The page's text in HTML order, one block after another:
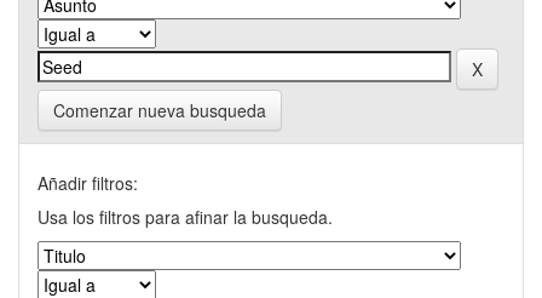
Comenzar nueva busqueda
Añadir filtros:
Usa los filtros para afinar la busqueda.